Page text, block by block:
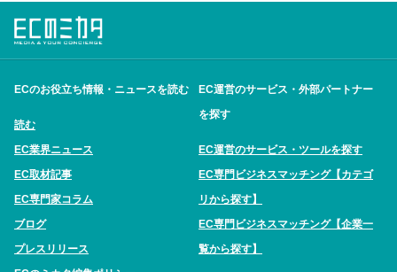
ECのお役立ち情報・ニュースを読む
読む
EC業界ニュース
EC取材記事
EC専門家コラム
ブログ
プレスリリース
EC運営のサービス・外部パートナー
を探す
EC運営のサービス・ツールを探す
EC専門ビジネスマッチング【カテゴ
リから探す】
EC専門ビジネスマッチング【企業一
覧から探す】